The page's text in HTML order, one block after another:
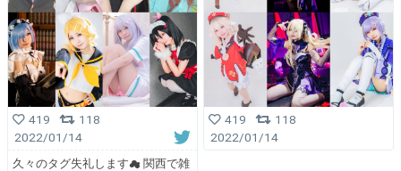
419
118
2022/01/14
久々のタグ失礼します☁ 関西で雑
419
118
2022/01/14